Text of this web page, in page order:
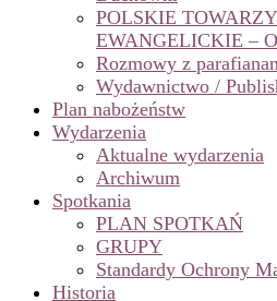
POLSKIE
EWANGELICKIE –
Rozmowy z
Wydawnictwo /
Plan nabożeństw
Wydarzenia
Aktualne wydarzenia
Archiwum
Spotkania
PLAN SPOTKAŃ
GRUPY
Standardy Ochrony
Historia